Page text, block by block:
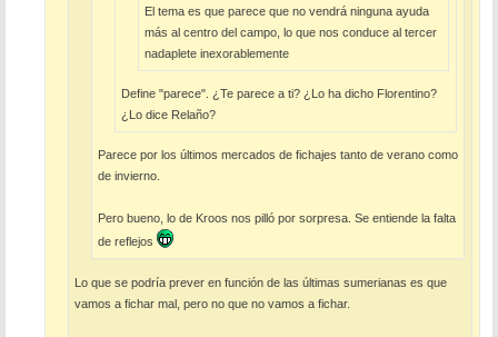
El tema es que parece que no vendrá ninguna ayuda
más al centro del campo, lo que nos conduce al tercer
nadaplete inexorablemente
Define "parece". ¿Te parece a ti? ¿Lo ha dicho Florentino?
¿Lo dice Relaño?
Parece por los últimos mercados de fichajes tanto de verano como
de invierno.
Pero bueno, lo de Kroos nos pilló por sorpresa. Se entiende la falta
de reflejos
Lo que se podría prever en función de las últimas sumerianas es que
vamos a fichar mal, pero no que no vamos a fichar.